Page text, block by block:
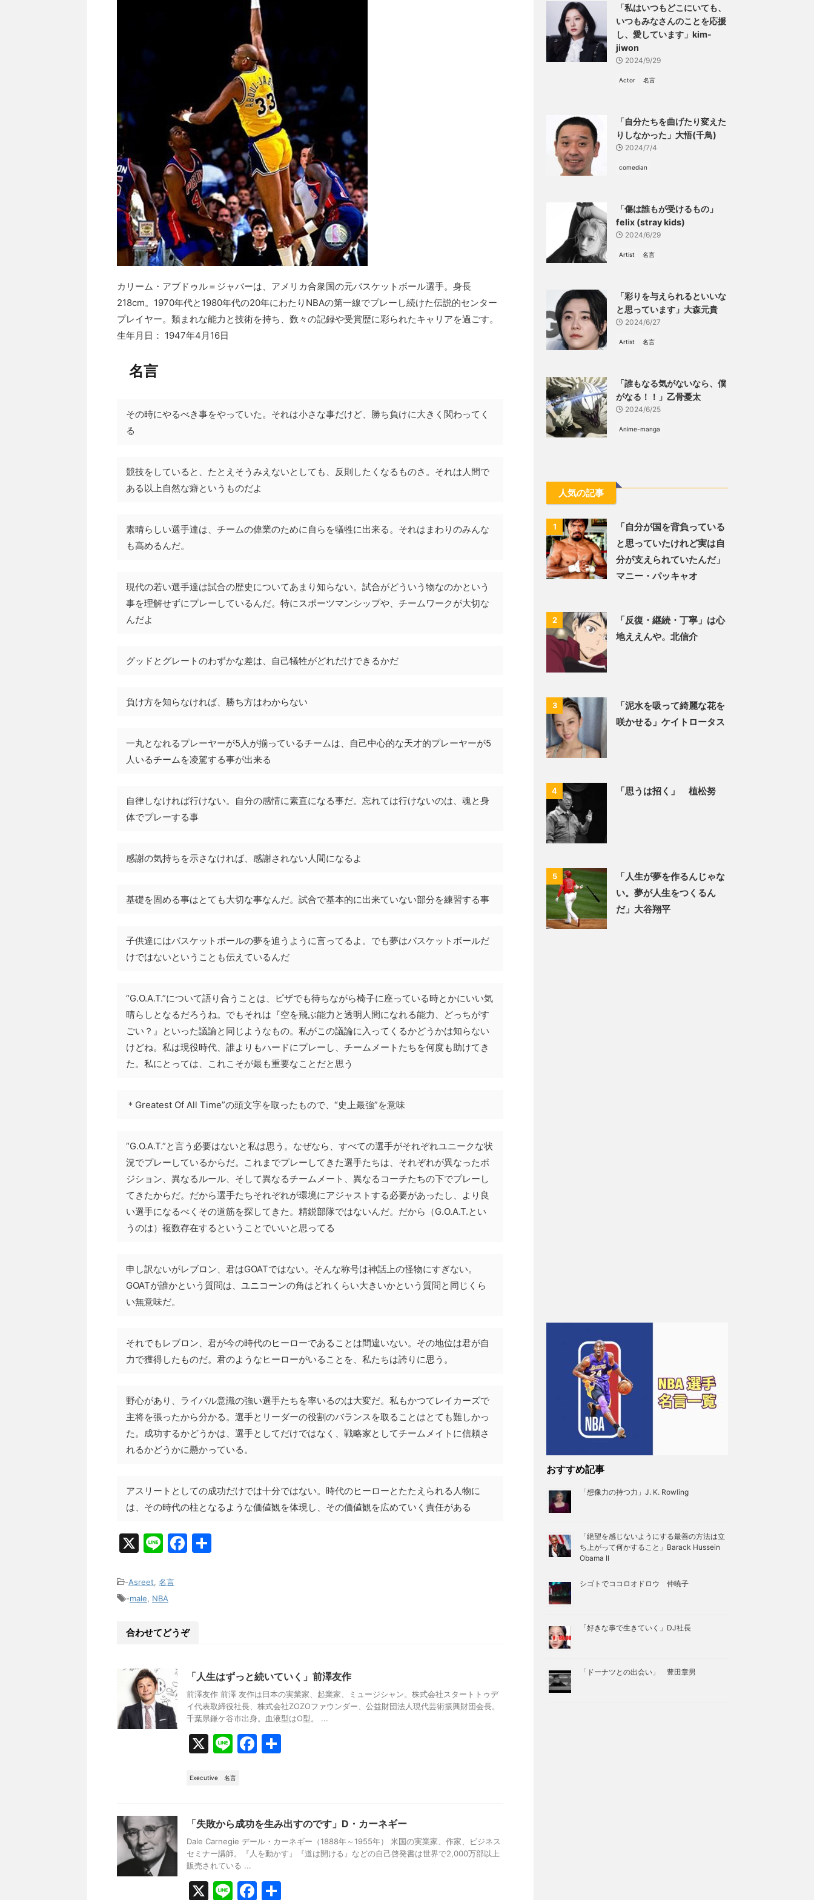
カリーム・アブドゥル＝ジャバーは、アメリカ合衆国の元バスケットボール選手。身長
218cm。1970年代と1980年代の20年にわたりNBAの第一線でプレーし続けた伝説的センター
プレイヤー。類まれな能力と技術を持ち、数々の記録や受賞歴に彩られたキャリアを過ごす。
生年月日： 1947年4月16日
名言
その時にやるべき事をやっていた。それは小さな事だけど、勝ち負けに大きく関わってく
る
競技をしていると、たとえそうみえないとしても、反則したくなるものさ。それは人間で
ある以上自然な癖というものだよ
素晴らしい選手達は、チームの偉業のために自らを犠牲に出来る。それはまわりのみんな
も高めるんだ。
現代の若い選手達は試合の歴史についてあまり知らない。試合がどういう物なのかという
事を理解せずにプレーしているんだ。特にスポーツマンシップや、チームワークが大切な
んだよ
グッドとグレートのわずかな差は、自己犠牲がどれだけできるかだ
負け方を知らなければ、勝ち方はわからない
一丸となれるプレーヤーが5人が揃っているチームは、自己中心的な天才的プレーヤーが5
人いるチームを凌駕する事が出来る
自律しなければ行けない。自分の感情に素直になる事だ。忘れては行けないのは、魂と身
体でプレーする事
感謝の気持ちを示さなければ、感謝されない人間になるよ
基礎を固める事はとても大切な事なんだ。試合で基本的に出来ていない部分を練習する事
子供達にはバスケットボールの夢を追うように言ってるよ。でも夢はバスケットボールだ
けではないということも伝えているんだ
“G.O.A.T.”について語り合うことは、ピザでも待ちながら椅子に座っている時とかにいい気
晴らしとなるだろうね。でもそれは『空を飛ぶ能力と透明人間になれる能力、どっちがす
ごい？』といった議論と同じようなもの。私がこの議論に入ってくるかどうかは知らない
けどね。私は現役時代、誰よりもハードにプレーし、チームメートたちを何度も助けてき
た。私にとっては、これこそが最も重要なことだと思う
＊Greatest Of All Time”の頭文字を取ったもので、“史上最強”を意味
“G.O.A.T.”と言う必要はないと私は思う。なぜなら、すべての選手がそれぞれユニークな状
況でプレーしているからだ。これまでプレーしてきた選手たちは、それぞれが異なったポ
ジション、異なるルール、そして異なるチームメート、異なるコーチたちの下でプレーし
てきたからだ。だから選手たちそれぞれが環境にアジャストする必要があったし、より良
い選手になるべくその道筋を探してきた。精鋭部隊ではないんだ。だから（G.O.A.T.とい
うのは）複数存在するということでいいと思ってる
申し訳ないがレブロン、君はGOATではない。そんな称号は神話上の怪物にすぎない。
GOATが誰かという質問は、ユニコーンの角はどれくらい大きいかという質問と同じくら
い無意味だ。
それでもレブロン、君が今の時代のヒーローであることは間違いない。その地位は君が自
力で獲得したものだ。君のようなヒーローがいることを、私たちは誇りに思う。
野心があり、ライバル意識の強い選手たちを率いるのは大変だ。私もかつてレイカーズで
主将を張ったから分かる。選手とリーダーの役割のバランスを取ることはとても難しかっ
た。成功するかどうかは、選手としてだけではなく、戦略家としてチームメイトに信頼さ
れるかどうかに懸かっている。
アスリートとしての成功だけでは十分ではない。時代のヒーローとたたえられる人物に
は、その時代の柱となるような価値観を体現し、その価値観を広めていく責任がある
X
Li
e
F
o
k
-Asreet 名言
-male NBA
合わせてどうぞ
「人生はずっと続いていく」前澤友作
前澤友作 前澤 友作は日本の実業家、起業家、ミュージシャン。株式会社スタートトゥデ
イ代表取締役社長、株式会社ZOZOファウンダー、公益財団法人現代芸術振興財団会長。
千葉県鎌ケ谷市出身。血液型はO型。 ...
X
Li
e
F
b
o
o
k
Executive 名言
「失敗から成功を生み出すのです」D・カーネギー
Dale Carnegie デール・カーネギー（1888年～1955年） 米国の実業家、作家、ビジネス
セミナー講師。『人を動かす』『道は開ける』などの自己啓発書は世界で2,000万部以上
販売されている ...
X
Li F
「私はいつもどこにいても、
いつもみなさんのことを応援
し、愛しています」kim-
jiwon
2024/9/29
Actor 名言
「自分たちを曲げたり変えた
りしなかった」大悟(千鳥)
2024/7/4
comedian
「傷は誰もが受けるもの」
felix (stray kids)
2024/6/29
Artist 名言
「彩りを与えられるといいな
と思っています」大森元貴
2024/6/27
Artist 名言
「誰もなる気がないなら、僕
がなる！！」乙骨憂太
2024/6/25
Anime-manga
人気の記事
1
「自分が国を背負っている
と思っていたけれど実は自
分が支えられていたんだ」
マニー・パッキャオ
2
「反復・継続・丁寧」は心
地ええんや。北信介
3
「泥水を吸って綺麗な花を
咲かせる」ケイトロータス
4 「思うは招く」 植松努
5
「人生が夢を作るんじゃな
い。夢が人生をつくるん
だ」大谷翔平
おすすめ記事
「想像力の持つ力」J. K. Rowling
「絶望を感じないようにする最善の方法は立
ち上がって何かすること」Barack Hussein
Obama II
シゴトでココロオドロウ 仲暁子
「好きな事で生きていく」DJ社長
「ドーナツとの出会い」 豊田章男